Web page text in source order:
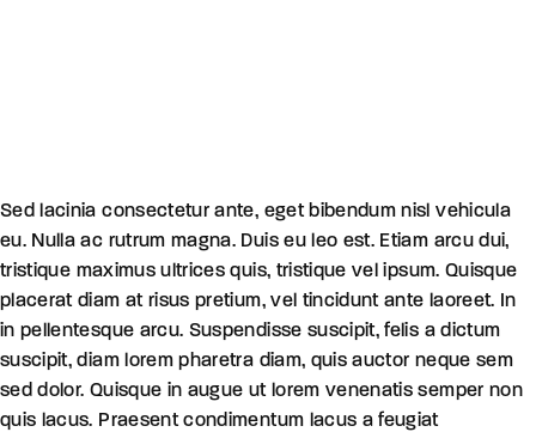
Sed lacinia consectetur ante, eget bibendum nisl vehicula
eu. Nulla ac rutrum magna. Duis eu leo est. Etiam arcu dui,
tristique maximus ultrices quis, tristique vel ipsum. Quisque
placerat diam at risus pretium, vel tincidunt ante laoreet. In
in pellentesque arcu. Suspendisse suscipit, felis a dictum
suscipit, diam lorem pharetra diam, quis auctor neque sem
sed dolor. Quisque in augue ut lorem venenatis semper non
quis lacus. Praesent condimentum lacus a feugiat